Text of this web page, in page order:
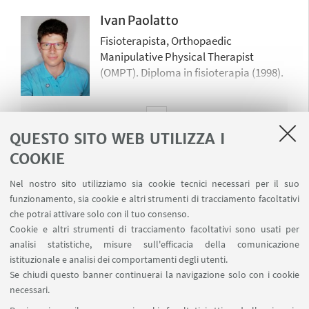
QUESTO SITO WEB UTILIZZA I
COOKIE
Nel nostro sito utilizziamo sia cookie tecnici necessari per il suo
funzionamento, sia cookie e altri strumenti di tracciamento facoltativi
che potrai attivare solo con il tuo consenso.
Cookie e altri strumenti di tracciamento facoltativi sono usati per
analisi statistiche, misure sull'efficacia della comunicazione
istituzionale e analisi dei comportamenti degli utenti.
Se chiudi questo banner continuerai la navigazione solo con i cookie
necessari.
di Genova. Docente a contratto per il
Master in Fisioterapia applicata allo
sport presso l'Università di Siena.
Svolge attività libero-professionale di
Ivan Paolatto
Fisioterapista, Orthopaedic
Manipulative Physical Therapist
(OMPT). Diploma in fisioterapia (1998).
Disordini Muscoloscheletrici presso
Collaboratore a contratto in qualità di
codocente per il Master in Fisioterapia
Muscoloscheletrica -Terapia Manuale
ed Esercizio Terapeutico -
dell’università “Alma Mater
Studiorum” Bologna dalla prima
edizione (2016-2017)
Manipulative Physical Therapist con
NAIOMT - U.S.A. (2020).
Fisioterapista, Orthopaedic
Manipulative Physical Therapist
(OMPT), Cert. OMPT (U.S.A.)
Diploma in fisioterapia (1998).